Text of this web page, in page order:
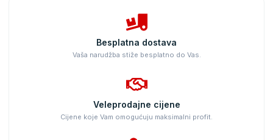
Besplatna dostava
Vaša narudžba stiže besplatno do Vas.
Veleprodajne cijene
Cijene koje Vam omogućuju maksimalni profit.